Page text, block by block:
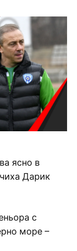
ясно в
Дарик
с
море –